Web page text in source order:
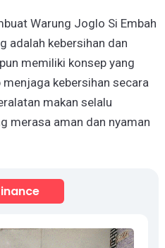
Warung Joglo Si Embah
adalah kebersihan dan
memiliki konsep yang
kebersihan secara
makan selalu
merasa aman dan nyaman